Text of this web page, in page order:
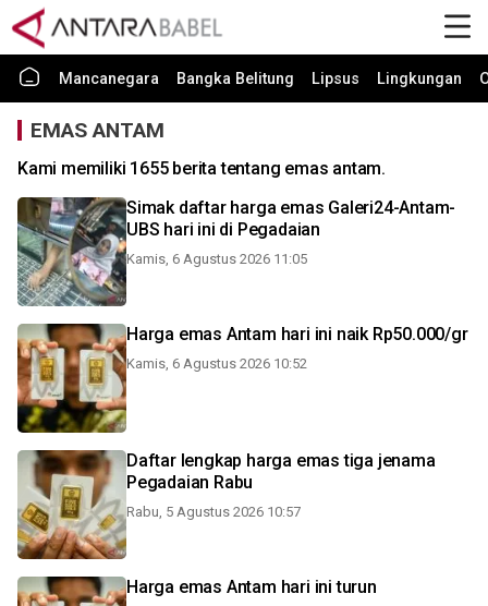
Mancanegara Bangka Belitung Lipsus Lingkungan
EMAS ANTAM
Kami memiliki 1655 berita tentang emas antam.
Simak daftar harga emas Galeri24-Antam-
UBS hari ini di Pegadaian
Kamis, 6 Agustus 2026 11:05
Harga emas Antam hari ini naik Rp50.000/gr
Kamis, 6 Agustus 2026 10:52
Daftar lengkap harga emas tiga jenama
Pegadaian Rabu
Rabu, 5 Agustus 2026 10:57
Harga emas Antam hari ini turun